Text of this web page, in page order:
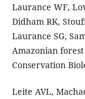
Laurance WF,
Didham RK,
Laurance SG,
Amazonian
Conservation
Leite AVL,